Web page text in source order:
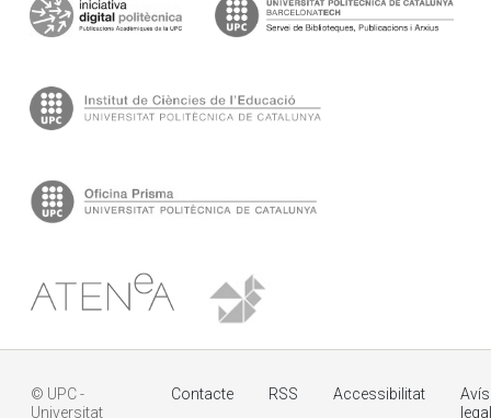
© UPC -
Universitat
Contacte RSS Accessibilitat
Avís
legal